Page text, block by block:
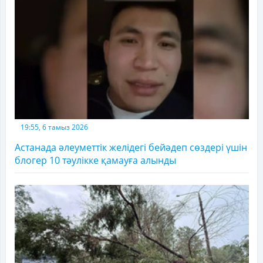
19:55, 6 тамыз 2026
Астанада әлеуметтік желідегі бейәдеп сөздері үшін
блогер 10 тәулікке қамауға алынды